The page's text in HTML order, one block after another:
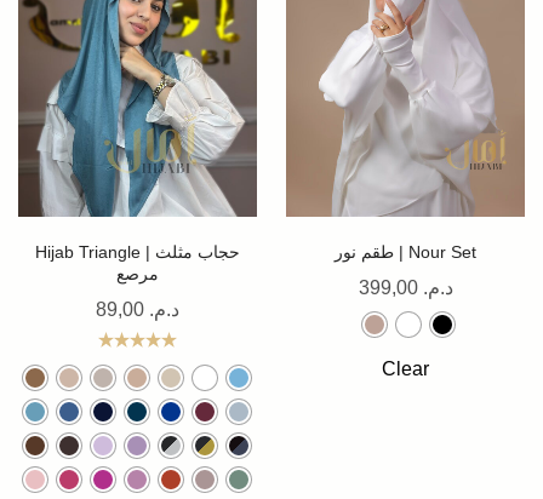
Hijab Triangle | حجاب مثلث
مرصع
د.م.
Note5.00
sur 5
طقم نور | Nour Set
د.م. 399,00
Clear